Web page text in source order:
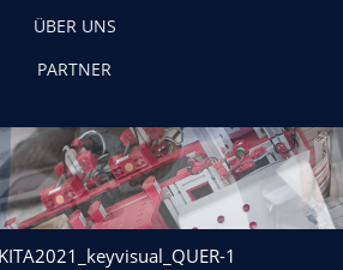
ÜBER UNS
PARTNER
1